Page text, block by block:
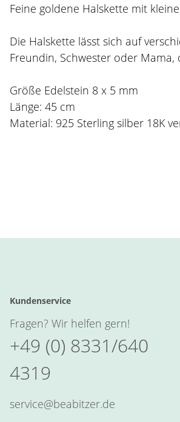
Feine goldene Halskette mit
Die Halskette lässt sich auf
Freundin, Schwester oder
Größe Edelstein 8 x 5 mm
Länge: 45 cm
Material: 925 Sterling silber 18K
Kundenservice
Fragen? Wir helfen gern!
+49 (0) 8331/640
4319
service@beabitzer.de